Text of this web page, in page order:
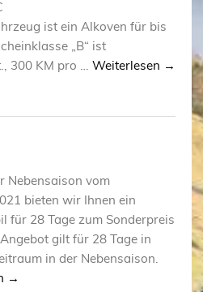
ist ein Alkoven für bis
„B“ ist
300 KM pro … Weiterlesen →
Nebensaison vom
bieten wir Ihnen ein
für 28 Tage zum Sonderpreis
gilt für 28 Tage in
in der Nebensaison.
→